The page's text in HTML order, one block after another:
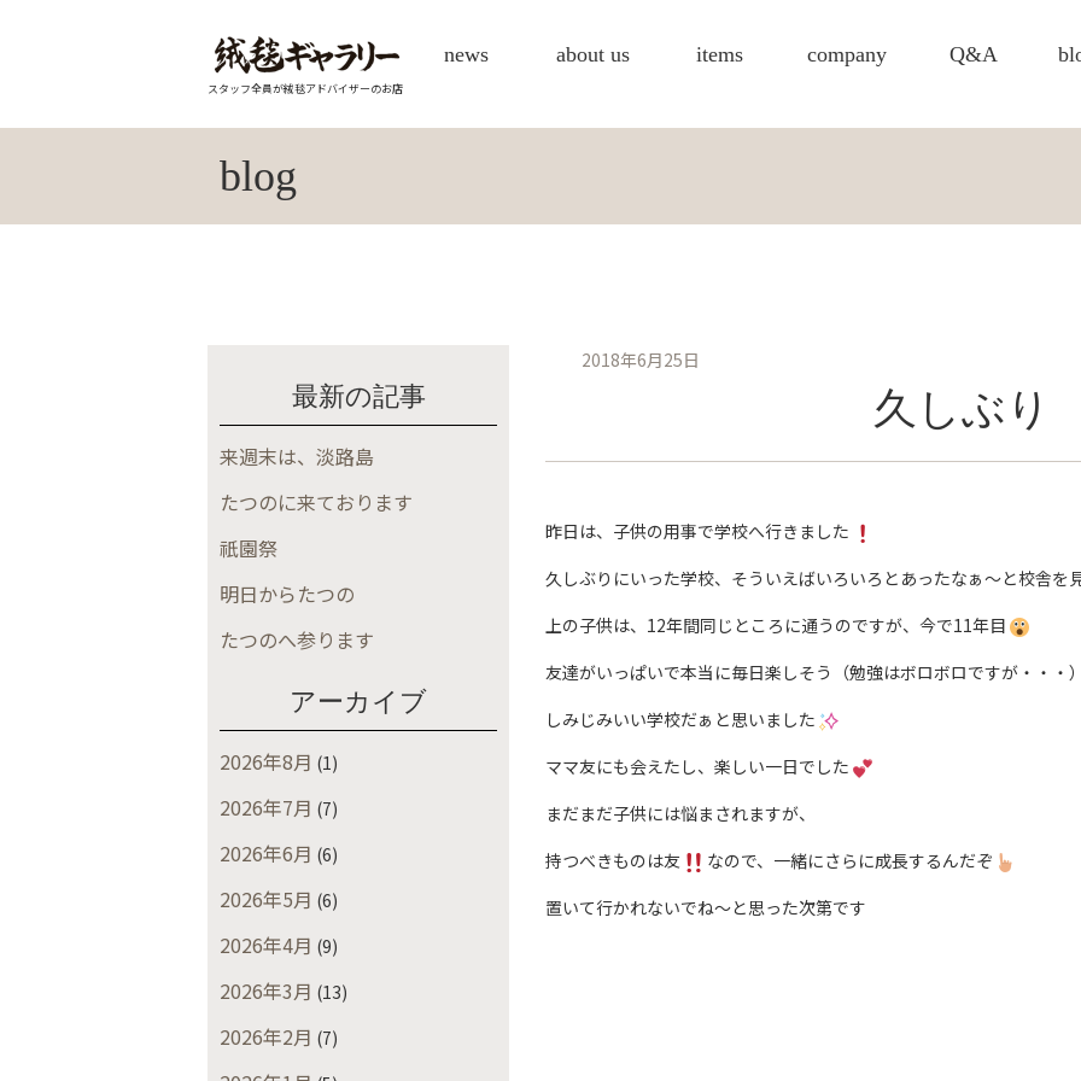
スタッフ全員が絨毯アドバイザーのお店
news about us items company Q&A
blog
最新の記事
来週末は、淡路島
たつのに来ております
祇園祭
明日からたつの
たつのへ参ります
アーカイブ
2026年8月 (1)
2026年7月 (7)
2026年6月 (6)
2026年5月 (6)
2026年4月 (9)
2026年3月 (13)
2026年2月 (7)
2018年6月25日
久しぶり
昨日は、子供の用事で学校へ行きました
久しぶりにいった学校、そういえばいろいろとあったなぁ～と校舎を
上の子供は、12年間同じところに通うのですが、今で11年目
友達がいっぱいで本当に毎日楽しそう（勉強はボロボロですが・・・）
しみじみいい学校だぁと思いました
ママ友にも会えたし、楽しい一日でした
まだまだ子供には悩まされますが、
持つべきものは友
なので、一緒にさらに成長するんだぞ
置いて行かれないでね～と思った次第です